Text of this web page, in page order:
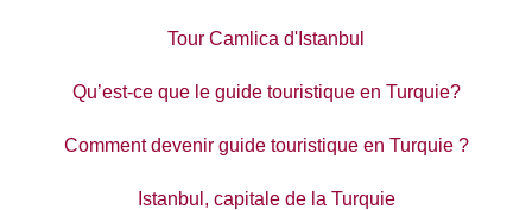
Tour Camlica d'Istanbul
Qu’est-ce que le guide touristique en Turquie?
Comment devenir guide touristique en Turquie ?
Istanbul, capitale de la Turquie